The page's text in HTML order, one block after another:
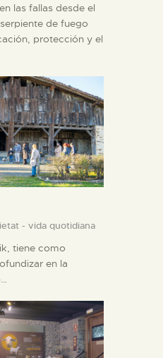
las fallas desde el
de fuego
protección y el
- vida quotidiana
tiene como
en la